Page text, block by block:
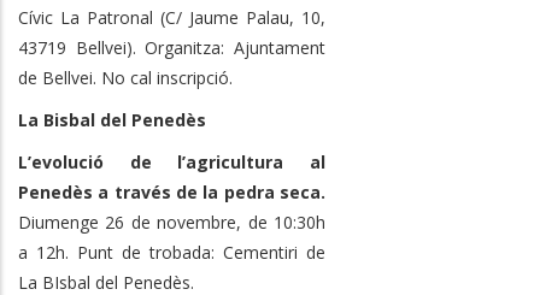
Cívic La Patronal (C/ Jaume Palau, 10,
43719 Bellvei). Organitza: Ajuntament
de Bellvei. No cal inscripció.
La Bisbal del Penedès
L’evolució de l’agricultura al
Penedès a través de la pedra seca.
Diumenge 26 de novembre, de 10:30h
a 12h. Punt de trobada: Cementiri de
La BIsbal del Penedès.